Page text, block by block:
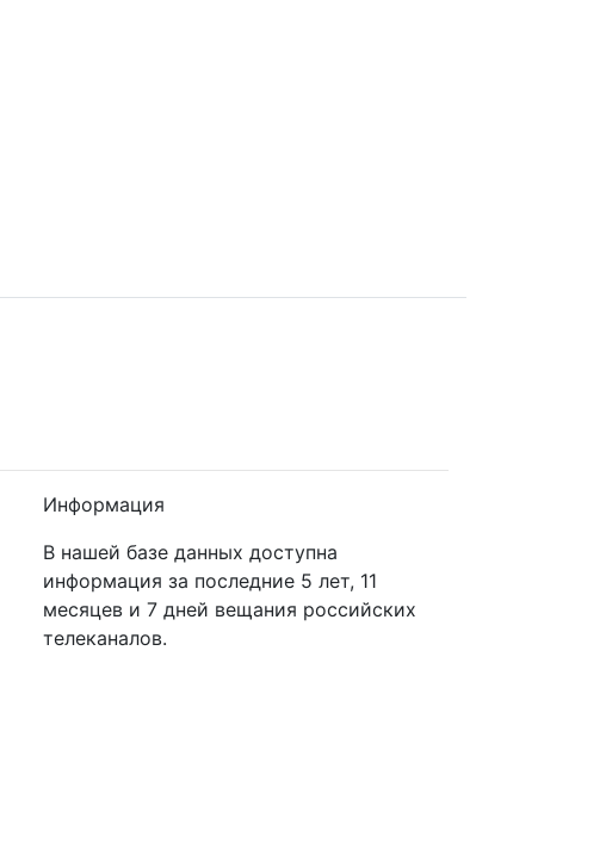
Информация
В нашей базе данных доступна
информация за последние 5 лет, 11
месяцев и 7 дней вещания российских
телеканалов.